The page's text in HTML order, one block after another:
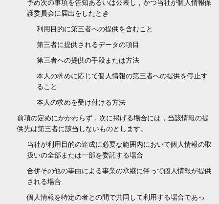
予め次の事項を告知あるいは公表し，かつ当社が個人情報保
護委員会に届出をしたとき
利用目的に第三者への提供を含むこと
第三者に提供されるデータの項目
第三者への提供の手段または方法
本人の求めに応じて個人情報の第三者への提供を停止す
ること
本人の求めを受け付ける方法
前項の定めにかかわらず，次に掲げる場合には，当該情報の提
供先は第三者に該当しないものとします。
当社が利用目的の達成に必要な範囲内において個人情報の取
扱いの全部または一部を委託する場合
合併その他の事由による事業の承継に伴って個人情報が提供
される場合
個人情報を特定の者との間で共同して利用する場合であっ